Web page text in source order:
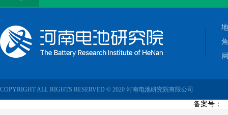
角
COPYRIGHT ALL RIGHTS RESERVED © 2020 河南电池研究院有限公司
备案号：